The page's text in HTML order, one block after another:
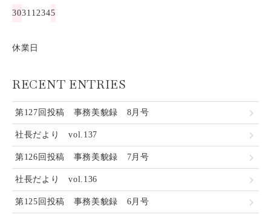
3031 12345
休業日
RECENT ENTRIES
第127回投稿 事務美貌録 8月号
社長だより vol.137
第126回投稿 事務美貌録 7月号
社長だより vol.136
第125回投稿 事務美貌録 6月号